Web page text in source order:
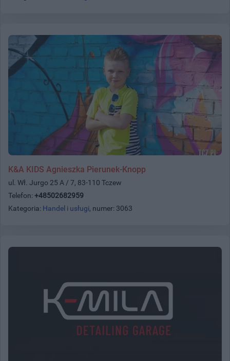
K&A KIDS Agnieszka Pierunek-Knopp
ul. Wł. Jurgo 25 A / 7, 83-110 Tczew
Telefon: +48502682959
Kategoria: Handel i usługi, numer: 3063